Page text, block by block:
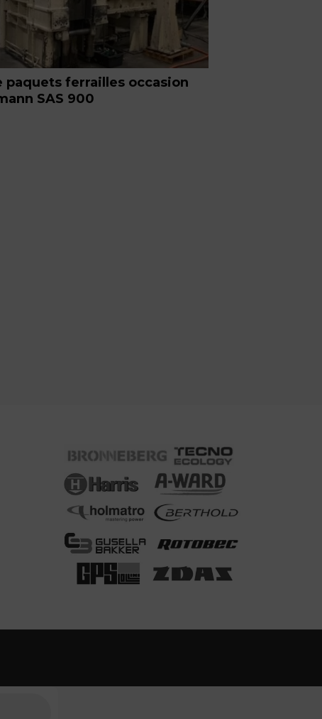
paquets ferrailles occasion
SAS 900